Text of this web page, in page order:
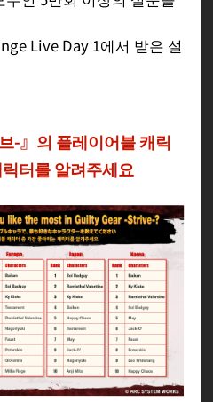
Live Day 1에서 받은 설
-』의 플레이어블 캐릭
터를 알려주세요